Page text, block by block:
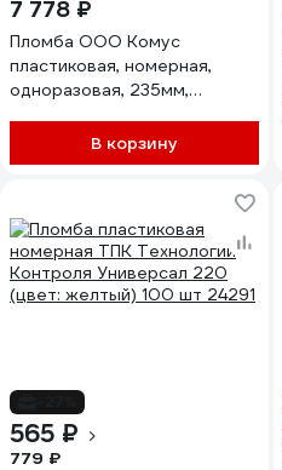
7 778 ₽
Пломба ООО Комус
пластиковая, номерная,
одноразовая, 235мм,
В корзину
565 ₽
779 ₽